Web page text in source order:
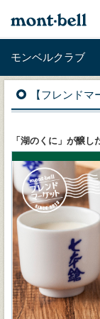
モンベルクラブ
【フレンド
「湖のくに」が醸